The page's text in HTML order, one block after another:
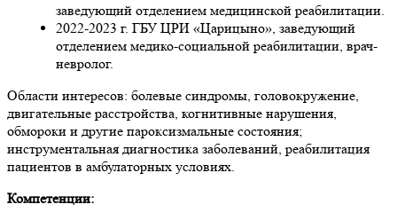
заведующий отделением медицинской реабилитации.
2022-2023 г. ГБУ ЦРИ «Царицыно», заведующий
отделением медико-социальной реабилитации, врач-
невролог.
Области интересов: болевые синдромы, головокружение,
двигательные расстройства, когнитивные нарушения,
обмороки и другие пароксизмальные состояния;
инструментальная диагностика заболеваний, реабилитация
пациентов в амбулаторных условиях.
Компетенции: